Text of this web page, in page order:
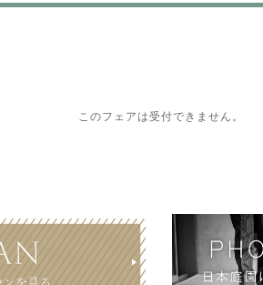
このフェアは受付できません。